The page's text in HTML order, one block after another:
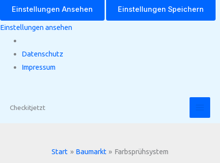
Einstellungen Ansehen Einstellungen Speichern
Einstellungen ansehen
Datenschutz
Impressum
InhaltCheckitjetzt
Start Baumarkt Farbsprühsystem